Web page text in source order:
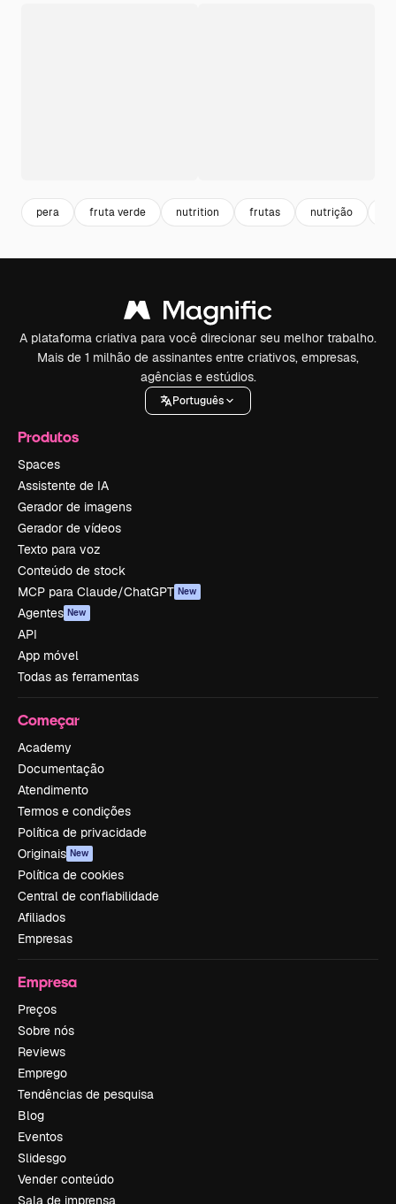
pera fruta verde nutrition frutas nutrição
A plataforma criativa para você direcionar seu melhor trabalho.
Mais de 1 milhão de assinantes entre criativos, empresas,
agências e estúdios.
Português
Produtos
Spaces
Assistente de IA
Gerador de imagens
Gerador de vídeos
Texto para voz
Conteúdo de stock
MCP para Claude/ChatGPT New
Agentes New
API
App móvel
Todas as ferramentas
Começar
Academy
Documentação
Atendimento
Termos e condições
Política de privacidade
Originais New
Política de cookies
Central de confiabilidade
Afiliados
Empresas
Empresa
Preços
Sobre nós
Reviews
Emprego
Tendências de pesquisa
Blog
Eventos
Slidesgo
Vender conteúdo
Sala de imprensa